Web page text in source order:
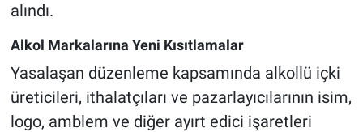
alındı.
Alkol Markalarına Yeni Kısıtlamalar
Yasalaşan düzenleme kapsamında alkollü içki
üreticileri, ithalatçıları ve pazarlayıcılarının isim,
logo, amblem ve diğer ayırt edici işaretleri